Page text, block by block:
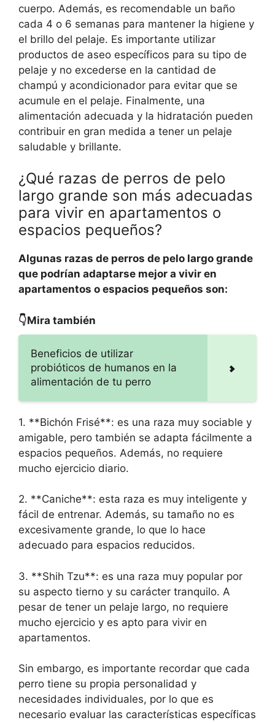
cuerpo. Además, es recomendable un baño
cada 4 o 6 semanas para mantener la higiene y
el brillo del pelaje. Es importante utilizar
productos de aseo específicos para su tipo de
pelaje y no excederse en la cantidad de
champú y acondicionador para evitar que se
acumule en el pelaje. Finalmente, una
alimentación adecuada y la hidratación pueden
contribuir en gran medida a tener un pelaje
saludable y brillante.
¿Qué razas de perros de pelo
largo grande son más adecuadas
para vivir en apartamentos o
espacios pequeños?
Algunas razas de perros de pelo largo grande
que podrían adaptarse mejor a vivir en
apartamentos o espacios pequeños son:
👇Mira también
Beneficios de utilizar
probióticos de humanos en la
alimentación de tu perro
1. **Bichón Frisé**: es una raza muy sociable y
amigable, pero también se adapta fácilmente a
espacios pequeños. Además, no requiere
mucho ejercicio diario.
2. **Caniche**: esta raza es muy inteligente y
fácil de entrenar. Además, su tamaño no es
excesivamente grande, lo que lo hace
adecuado para espacios reducidos.
3. **Shih Tzu**: es una raza muy popular por
su aspecto tierno y su carácter tranquilo. A
pesar de tener un pelaje largo, no requiere
mucho ejercicio y es apto para vivir en
apartamentos.
Sin embargo, es importante recordar que cada
perro tiene su propia personalidad y
necesidades individuales, por lo que es
necesario evaluar las características específicas